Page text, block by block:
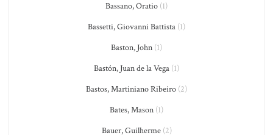
Bassano, Oratio (1)
Bassetti, Giovanni Battista (1)
Baston, John (1)
Bastón, Juan de la Vega (1)
Bastos, Martiniano Ribeiro (2)
Bates, Mason (1)
Bauer, Guilherme(2)